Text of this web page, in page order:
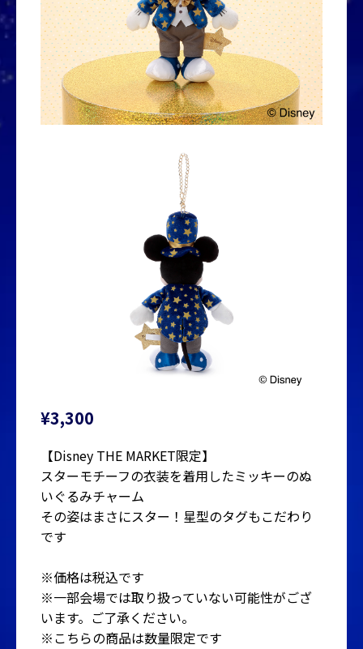
¥3,300
【Disney THE MARKET限定】
スターモチーフの衣装を着用したミッキーのぬ
いぐるみチャーム
その姿はまさにスター！星型のタグもこだわり
です
※価格は税込です
※一部会場では取り扱っていない可能性がござ
います。ご了承ください。
※こちらの商品は数量限定です